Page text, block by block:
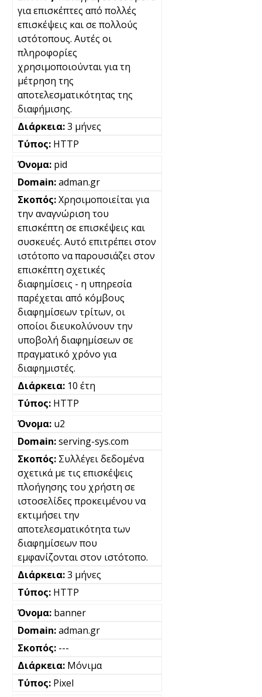
για επισκέπτες από πολλές
επισκέψεις και σε πολλούς
ιστότοπους. Αυτές οι
πληροφορίες
χρησιμοποιούνται για τη
μέτρηση της
αποτελεσματικότητας της
διαφήμισης.
3 μήνες
HTTP
pid
adman.gr
Χρησιμοποιείται για
την αναγνώριση του
επισκέπτη σε επισκέψεις και
συσκευές. Αυτό επιτρέπει στον
ιστότοπο να παρουσιάζει στον
επισκέπτη σχετικές
διαφημίσεις - η υπηρεσία
παρέχεται από κόμβους
διαφημίσεων τρίτων, οι
οποίοι διευκολύνουν την
υποβολή διαφημίσεων σε
πραγματικό χρόνο για
διαφημιστές.
10 έτη
HTTP
u2
serving-sys.com
Συλλέγει δεδομένα
σχετικά με τις επισκέψεις
πλοήγησης του χρήστη σε
ιστοσελίδες προκειμένου να
εκτιμήσει την
αποτελεσματικότητα των
διαφημίσεων που
εμφανίζονται στον ιστότοπο.
3 μήνες
HTTP
banner
adman.gr
---
Μόνιμα
Pixel